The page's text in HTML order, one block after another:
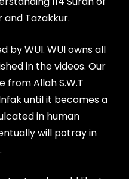
Tazakkur.
by WUI. WUI owns all
in the videos. Our
from Allah S.W.T
until it becomes a
in human
will potray in